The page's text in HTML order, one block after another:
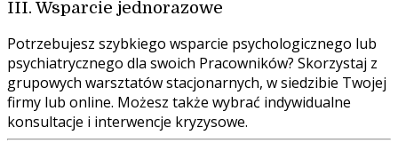
III. Wsparcie jednorazowe
Potrzebujesz szybkiego wsparcie psychologicznego lub
psychiatrycznego dla swoich Pracowników? Skorzystaj z
grupowych warsztatów stacjonarnych, w siedzibie Twojej
firmy lub online. Możesz także wybrać indywidualne
konsultacje i interwencje kryzysowe.